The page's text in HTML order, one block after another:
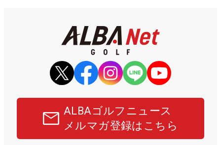
ALBAゴルフニュース
メルマガ登録はこちら